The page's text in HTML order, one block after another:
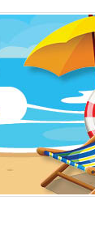
On a